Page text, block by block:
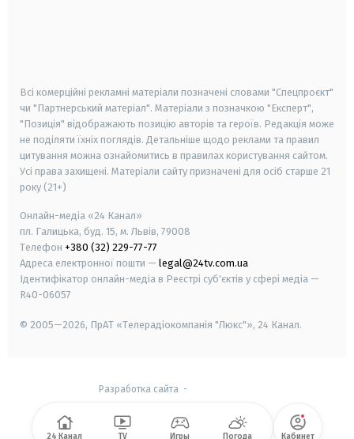
Всі комерційні рекламні матеріали позначені словами "Спецпроєкт"
чи "Партнерський матеріал". Матеріали з позначкою "Експерт",
"Позиція" відображають позицію авторів та героїв. Редакція може
не поділяти їхніх поглядів. Детальніше щодо реклами та правил
цитування можна ознайомитись в правилах користування сайтом.
Усі права захищені. Матеріали сайту призначені для осіб старше 21
року (21+)
Онлайн-медіа «24 Канал»
пл. Галицька, буд. 15, м. Львів, 79008
Телефон +380 (32) 229-77-77
Адреса електронної пошти — legal@24tv.com.ua
Ідентифікатор онлайн-медіа в Реєстрі суб'єктів у сфері медіа —
R40-06057
© 2005—2026, ПрАТ «Телерадіокомпанія "Люкс"», 24 Канал.
Разработка сайта -
24 Канал TV Игры Погода Кабинет